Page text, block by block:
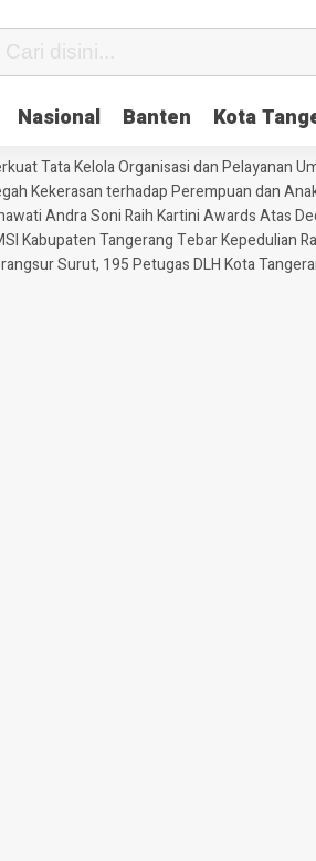
Nasional Banten Kota
Tata Kelola Organisasi dan Pelayanan
Kekerasan terhadap Perempuan dan
Andra Soni Raih Kartini Awards Atas
Kabupaten Tangerang Tebar Kepedulian
Surut, 195 Petugas DLH Kota